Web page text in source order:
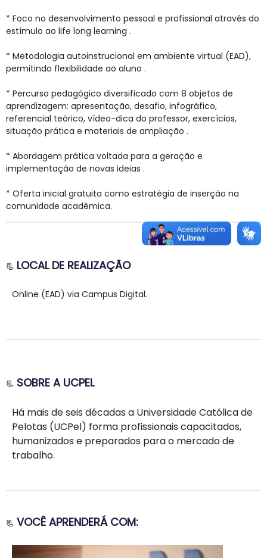
* Foco no desenvolvimento pessoal e profissional através do
estímulo ao life long learning .
* Metodologia autoinstrucional em ambiente virtual (EAD),
permitindo flexibilidade ao aluno .
* Percurso pedagógico diversificado com 8 objetos de
aprendizagem: apresentação, desafio, infográfico,
referencial teórico, vídeo-dica do professor, exercícios,
situação prática e materiais de ampliação .
* Abordagem prática voltada para a geração e
implementação de novas ideias .
* Oferta inicial gratuita como estratégia de inserção na
comunidade acadêmica.
📃 LOCAL DE REALIZAÇÃO
Online (EAD) via Campus Digital.
📃 SOBRE A UCPEL
Há mais de seis décadas a Universidade Católica de
Pelotas (UCPel) forma profissionais capacitados,
humanizados e preparados para o mercado de
trabalho.
📃 VOCÊ APRENDERÁ COM: